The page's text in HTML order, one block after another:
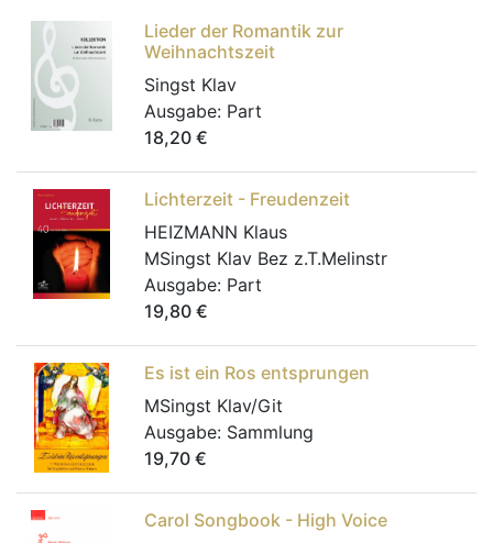
Lieder der Romantik zur
Weihnachtszeit
Singst Klav
Ausgabe: Part
18,20 €
Lichterzeit - Freudenzeit
HEIZMANN Klaus
MSingst Klav Bez z.T.Melinstr
Ausgabe: Part
19,80 €
Es ist ein Ros entsprungen
MSingst Klav/Git
Ausgabe: Sammlung
19,70 €
Carol Songbook - High Voice